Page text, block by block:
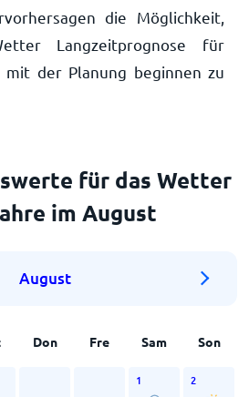
die Möglichkeit,
Langzeitprognose für
der Planung beginnen zu
für das Wetter
im August
August
Don Fre Sam Son
1 2